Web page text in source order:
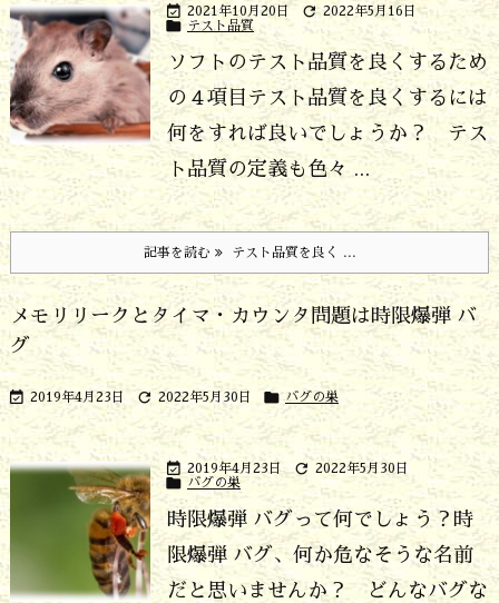
 2021年10月20日  2022年5月16日
 テスト品質
ソフトのテスト品質を良くするため
の４項目 テスト品質を良くするには
何をすれば良いでしょうか？ テス
ト品質の定義も色々 ...
記事を読む テスト品質を良く ...
メモリリークとタイマ・カウンタ問題は時限爆弾 バ
グ
 2019年4月23日  2022年5月30日  バグの巣
 2019年4月23日  2022年5月30日
 バグの巣
時限爆弾 バグって何でしょう？ 時
限爆弾 バグ、何か危なそうな名前
だと思いませんか？ どんなバグな